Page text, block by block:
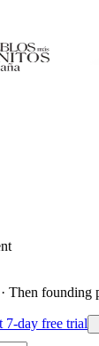
· Then founding
7-day free trial